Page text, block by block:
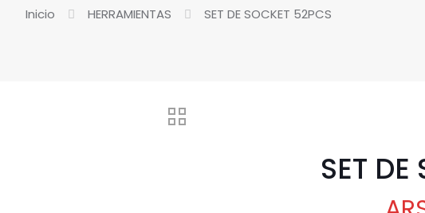
Inicio HERRAMIENTAS SET DE SOCKET 52PCS
SET